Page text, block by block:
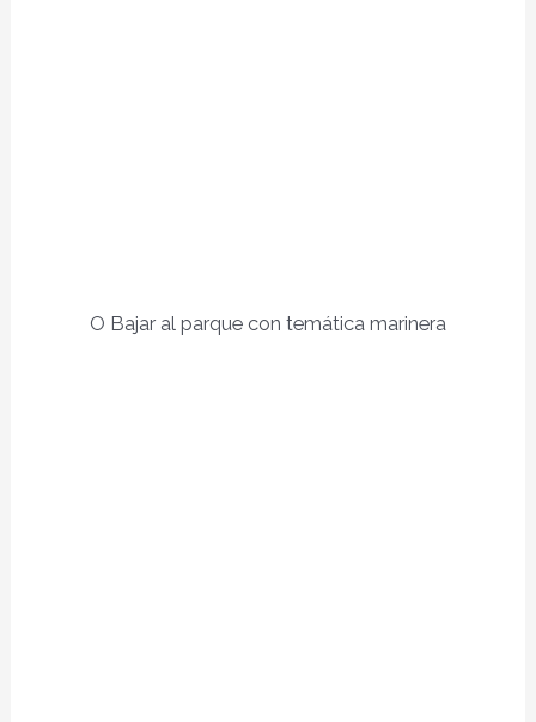
O Bajar al parque con temática marinera